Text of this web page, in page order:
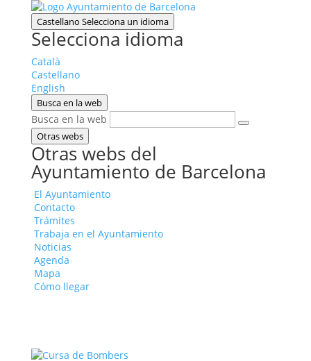
Castellano Selecciona un idioma
Selecciona idioma
Català
Castellano
English
Busca en la web
Busca en la web
Otras webs
Otras webs del
Ayuntamiento de Barcelona
El Ayuntamiento
Contacto
Trámites
Trabaja en el Ayuntamiento
Noticias
Agenda
Mapa
Cómo llegar